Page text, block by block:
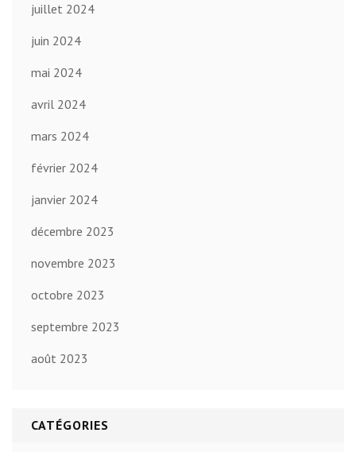
juillet 2024
juin 2024
mai 2024
avril 2024
mars 2024
février 2024
janvier 2024
décembre 2023
novembre 2023
octobre 2023
septembre 2023
août 2023
CATÉGORIES